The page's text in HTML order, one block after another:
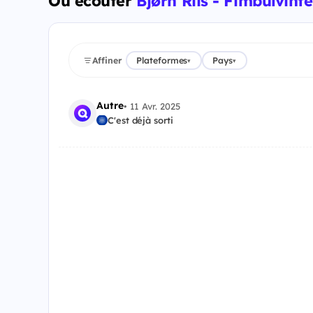
Affiner Plateformes▾ Pays▾
Autre• 11 Avr. 2025
C'est déjà sorti